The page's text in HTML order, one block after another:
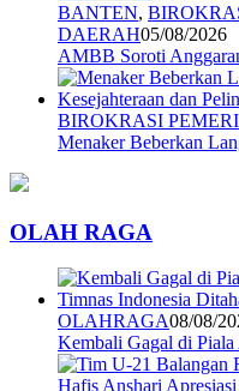
BANTEN,
DAERAH05/08/2026
AMBB Soroti
BIROKRASI
Menaker Beberkan
OLAH RAGA
OLAHRAGA08/08/
Kembali Gagal di